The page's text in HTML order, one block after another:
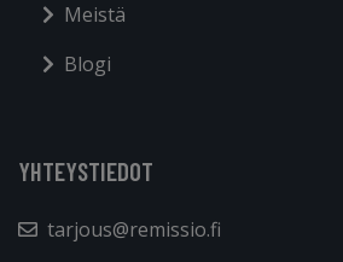
Meistä
Blogi
YHTEYSTIEDOT
tarjous@remissio.fi